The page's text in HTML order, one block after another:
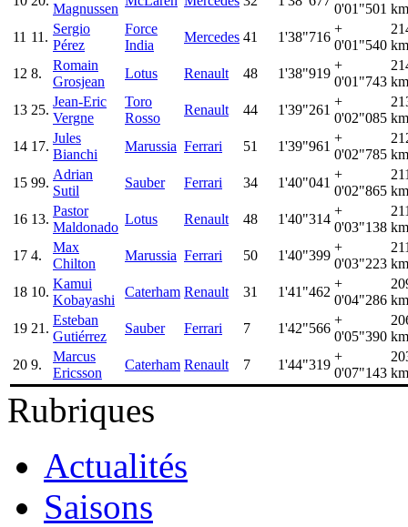
Magnussen
0'01"501
11 11.
Sergio
Pérez
Force
India
Mercedes 41 1'38"716
+
0'01"540
12 8.
Romain
Grosjean
Lotus Renault 48 1'38"919
+
0'01"743
13 25.
Jean-Eric
Vergne
Toro
Rosso
Renault 44 1'39"261
+
0'02"085
14 17.
Jules
Bianchi
Marussia Ferrari 51 1'39"961
+
0'02"785
15 99.
Adrian
Sutil
Sauber Ferrari 34 1'40"041
+
0'02"865
16 13.
Pastor
Maldonado
Lotus Renault 48 1'40"314
+
0'03"138
17 4.
Max
Chilton
Marussia Ferrari 50 1'40"399
+
0'03"223
18 10.
Kamui
Kobayashi
Caterham Renault 31 1'41"462
+
0'04"286
19 21.
Esteban
Gutiérrez
Sauber Ferrari 7 1'42"566
+
0'05"390
20 9.
Marcus
Ericsson
Caterham Renault 7 1'44"319
+
0'07"143
Rubriques
Actualités
Saisons